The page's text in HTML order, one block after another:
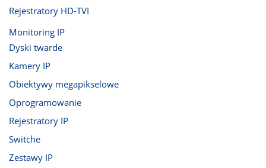
Rejestratory HD-TVI
Monitoring IP
Dyski twarde
Kamery IP
Obiektywy megapikselowe
Oprogramowanie
Rejestratory IP
Switche
Zestawy IP